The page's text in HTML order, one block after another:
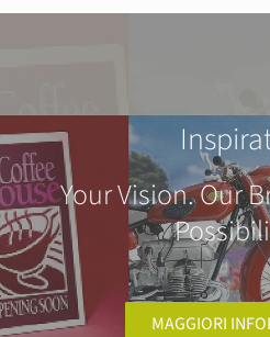
Your Vision. Our
MAGGIORI